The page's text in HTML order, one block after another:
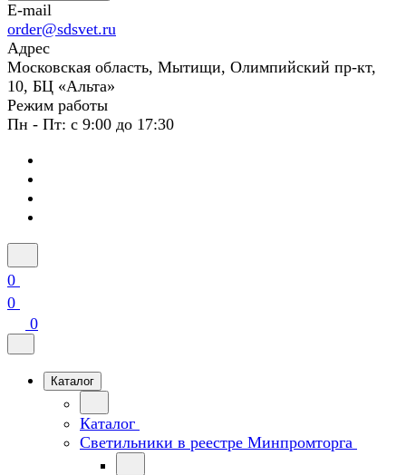
E-mail
order@sdsvet.ru
Адрес
Московская область, Мытищи, Олимпийский пр-кт,
10, БЦ «Альта»
Режим работы
Пн - Пт: с 9:00 до 17:30
0
0
0
Каталог
Каталог
Светильники в реестре Минпромторга